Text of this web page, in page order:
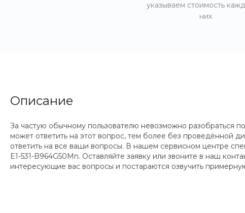
указываем стоимость
них
Описание
За частую обычному пользователю невозможно разобраться
может ответить на этот вопрос, тем более без проведённой
ответить на все ваши вопросы. В нашем сервисном центре
E1-531-B964G50Mn. Оставляйте заявку или звоните в наш
интересующие вас вопросы и постараются озвучить